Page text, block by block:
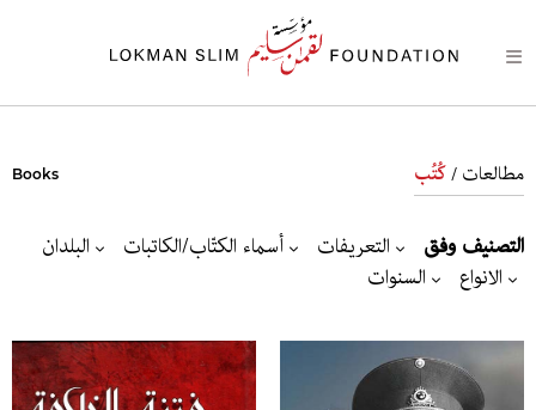
مطالعات /كُتُب Books
التصنيف وفق